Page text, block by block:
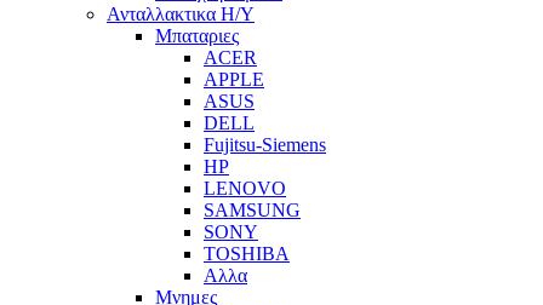
Ανταλλακτικα H/Y
Μπαταριες
ACER
APPLE
ASUS
DELL
Fujitsu-Siemens
HP
LENOVO
SAMSUNG
SONY
TOSHIBA
Αλλα
Μνημες